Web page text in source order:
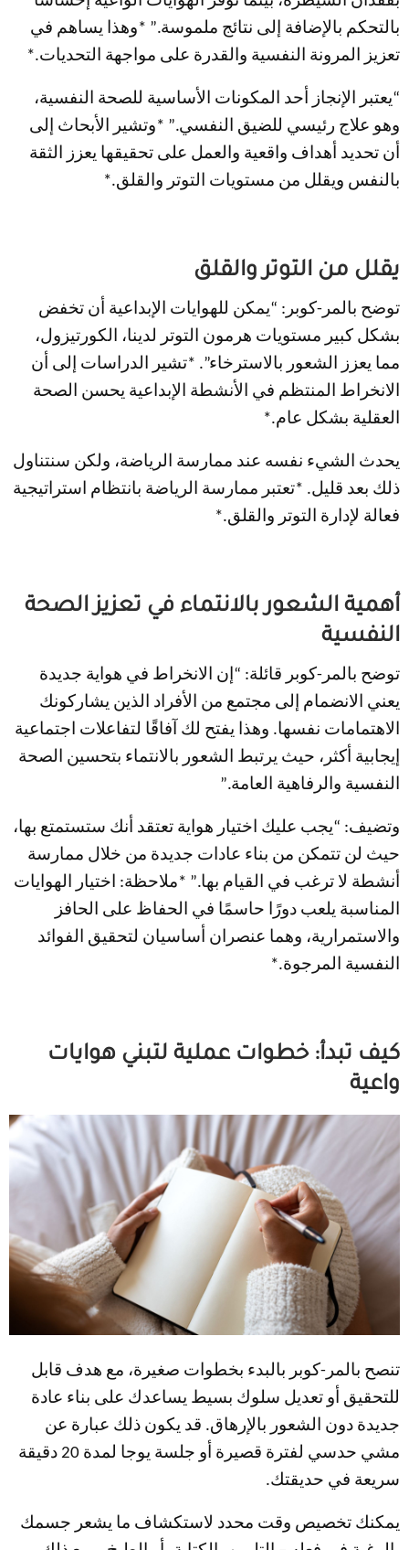
بالتحكم بالإضافة إلى نتائج ملموسة.” *وهذا يساهم في
تعزيز المرونة النفسية والقدرة على مواجهة التحديات.*
“يعتبر الإنجاز أحد المكونات الأساسية للصحة النفسية،
وهو علاج رئيسي للضيق النفسي.” *وتشير الأبحاث إلى
أن تحديد أهداف واقعية والعمل على تحقيقها يعزز الثقة
بالنفس ويقلل من مستويات التوتر والقلق.*
يقلل من التوتر والقلق
توضح بالمر-كوبر: “يمكن للهوايات الإبداعية أن تخفض
بشكل كبير مستويات هرمون التوتر لدينا، الكورتيزول،
مما يعزز الشعور بالاسترخاء”. *تشير الدراسات إلى أن
الانخراط المنتظم في الأنشطة الإبداعية يحسن الصحة
العقلية بشكل عام.*
يحدث الشيء نفسه عند ممارسة الرياضة، ولكن سنتناول
ذلك بعد قليل. *تعتبر ممارسة الرياضة بانتظام استراتيجية
فعالة لإدارة التوتر والقلق.*
أهمية الشعور بالانتماء في تعزيز الصحة
النفسية
توضح بالمر-كوبر قائلة: “إن الانخراط في هواية جديدة
يعني الانضمام إلى مجتمع من الأفراد الذين يشاركونك
الاهتمامات نفسها. وهذا يفتح لك آفاقًا لتفاعلات اجتماعية
إيجابية أكثر، حيث يرتبط الشعور بالانتماء بتحسين الصحة
النفسية والرفاهية العامة.”
وتضيف: “يجب عليك اختيار هواية تعتقد أنك ستستمتع بها،
حيث لن تتمكن من بناء عادات جديدة من خلال ممارسة
أنشطة لا ترغب في القيام بها.” *ملاحظة: اختيار الهوايات
المناسبة يلعب دورًا حاسمًا في الحفاظ على الحافز
والاستمرارية، وهما عنصران أساسيان لتحقيق الفوائد
النفسية المرجوة.*
كيف تبدأ: خطوات عملية لتبني هوايات
واعية
تنصح بالمر-كوبر بالبدء بخطوات صغيرة، مع هدف قابل
للتحقيق أو تعديل سلوك بسيط يساعدك على بناء عادة
جديدة دون الشعور بالإرهاق. قد يكون ذلك عبارة عن
مشي حدسي لفترة قصيرة أو جلسة يوجا لمدة 20 دقيقة
سريعة في حديقتك.
يمكنك تخصيص وقت محدد لاستكشاف ما يشعر جسمك